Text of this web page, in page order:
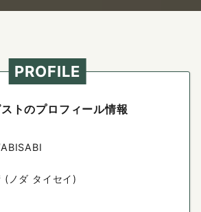
PROFILE
トのプロフィール情報
(ノダ タイセイ)